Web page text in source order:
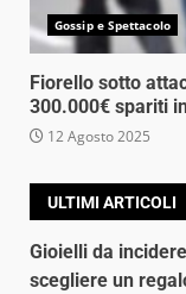
Gossip e Spettacolo
Fiorello sotto
300.000€ spariti
12 Agosto 2025
ULTIMI ARTICOLI
Gioielli da
scegliere un